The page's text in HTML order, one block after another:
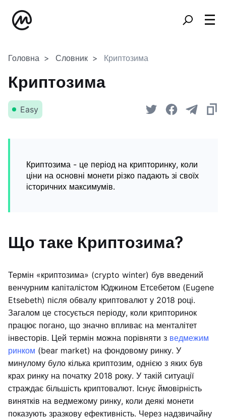
Головна Словник Криптозима
Криптозима
Easy
Криптозима - це період на крипторинку, коли
ціни на основні монети різко падають зі своїх
історичних максимумів.
Що таке Криптозима?
Термін «криптозима» (crypto winter) був введений
венчурним капіталістом Юджином Етсебетом (Eugene
Etsebeth) після обвалу криптовалют у 2018 році.
Загалом це стосується періоду, коли крипторинок
працює погано, що значно впливає на менталітет
інвесторів. Цей термін можна порівняти з ведмежим
ринком (bear market) на фондовому ринку. У
минулому було кілька криптозим, однією з яких був
крах ринку на початку 2018 року. У такій ситуації
страждає більшість криптовалют. Існує ймовірність
винятків на ведмежому ринку, коли деякі монети
показують зразкову ефективність. Через надзвичайну